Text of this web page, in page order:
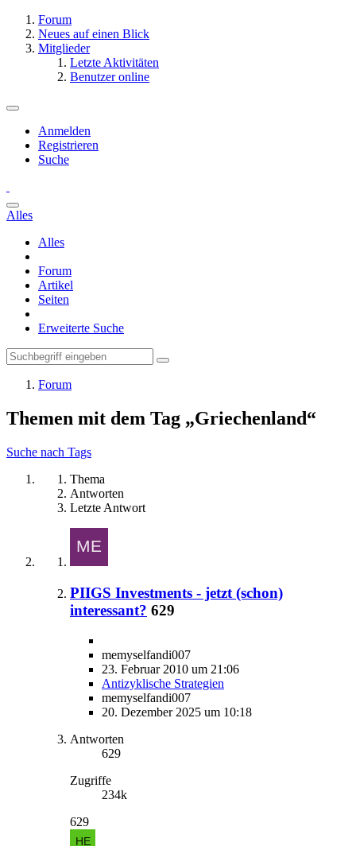
Forum
Neues auf einen Blick
Mitglieder
Letzte Aktivitäten
Benutzer online
Anmelden
Registrieren
Suche
Alles
Alles
Forum
Artikel
Seiten
Erweiterte Suche
Forum
Themen mit dem Tag „Griechenland“
Suche nach Tags
Thema
Antworten
Letzte Antwort
PIIGS Investments - jetzt (schon)
interessant? 629
memyselfandi007
23. Februar 2010 um 21:06
Antizyklische Strategien
memyselfandi007
20. Dezember 2025 um 10:18
Antworten
629
Zugriffe
234k
629